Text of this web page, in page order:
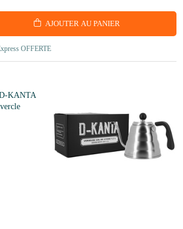
AJOUTER AU PANIER
OFFERTE
D-KANTA